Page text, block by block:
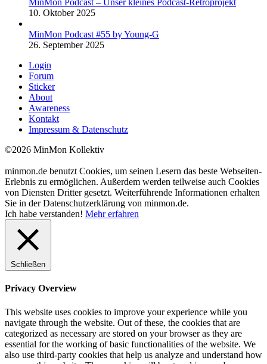
MinMon Podcast – Unser kleines Podcast-Retroprojekt
10. Oktober 2025
MinMon Podcast #55 by Young-G
26. September 2025
Login
Forum
Sticker
About
Awareness
Kontakt
Impressum & Datenschutz
©2026 MinMon Kollektiv
minmon.de benutzt Cookies, um seinen Lesern das beste Webseiten-
Erlebnis zu ermöglichen. Außerdem werden teilweise auch Cookies
von Diensten Dritter gesetzt. Weiterführende Informationen erhalten
Sie in der Datenschutzerklärung von minmon.de.
Ich habe verstanden! Mehr erfahren
Schließen
Privacy Overview
This website uses cookies to improve your experience while you
navigate through the website. Out of these, the cookies that are
categorized as necessary are stored on your browser as they are
essential for the working of basic functionalities of the website. We
also use third-party cookies that help us analyze and understand how